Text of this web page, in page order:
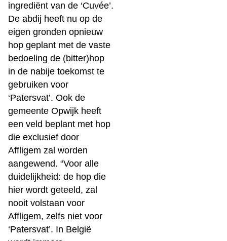
ingrediënt van de ‘Cuvée’.
De abdij heeft nu op de
eigen gronden opnieuw
hop geplant met de vaste
bedoeling de (bitter)hop
in de nabije toekomst te
gebruiken voor
‘Patersvat’. Ook de
gemeente Opwijk heeft
een veld beplant met hop
die exclusief door
Affligem zal worden
aangewend. “Voor alle
duidelijkheid: de hop die
hier wordt geteeld, zal
nooit volstaan voor
Affligem, zelfs niet voor
‘Patersvat’. In België